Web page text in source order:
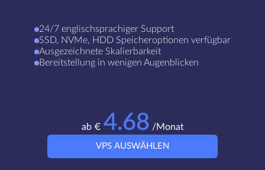
24/7 englischsprachiger Support
SSD, NVMe, HDD Speicheroptionen verfügbar
Ausgezeichnete Skalierbarkeit
Bereitstellung in wenigen Augenblicken
ab € 4.68 /Monat
VPS AUSWÄHLEN